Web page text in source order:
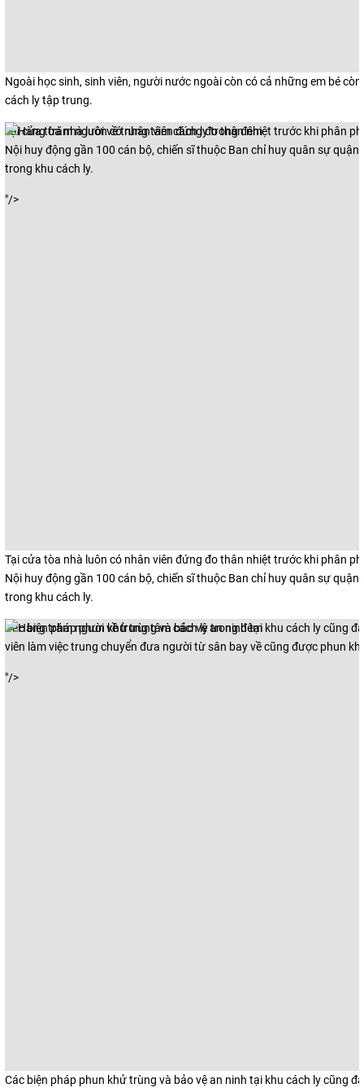
Ngoài học sinh, sinh viên, người nước ngoài còn có cả những em bé
cách ly tập trung.
Tại cửa tòa nhà luôn có nhân viên đứng đo thân nhiệt trước khi phân
Nội huy động gần 100 cán bộ, chiến sĩ thuộc Ban chỉ huy quân sự
trong khu cách ly.
"/>
Tại cửa tòa nhà luôn có nhân viên đứng đo thân nhiệt trước khi phân
Nội huy động gần 100 cán bộ, chiến sĩ thuộc Ban chỉ huy quân sự
trong khu cách ly.
Các biện pháp phun khử trùng và bảo vệ an ninh tại khu cách ly cũng
viên làm việc trung chuyển đưa người từ sân bay về cũng được phun
"/>
Các biện pháp phun khử trùng và bảo vệ an ninh tại khu cách ly cũng